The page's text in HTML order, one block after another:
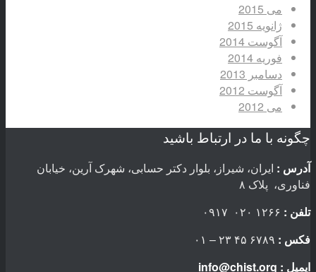
می 2015
ژانویه 2015
آگوست 2014
فوریه 2014
دسامبر 2013
آگوست 2012
می 2012
چگونه با ما در ارتباط باشید
آدرس : ایران، شیراز، بلوار دکتر حسابی، شهرک آرین، خیابان
فناوری، پلاک ۸
تلفن :
فکس :
ایمیل : info@chist.org